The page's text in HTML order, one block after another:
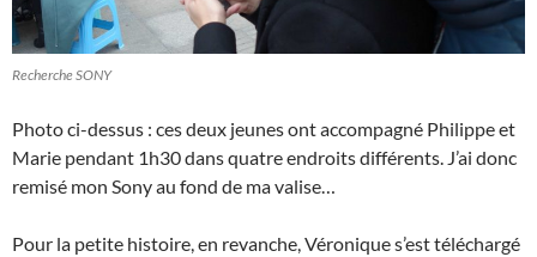
Recherche SONY
Photo ci-dessus : ces deux jeunes ont accompagné Philippe et
Marie pendant 1h30 dans quatre endroits différents. J’ai donc
remisé mon Sony au fond de ma valise…
Pour la petite histoire, en revanche, Véronique s’est téléchargé